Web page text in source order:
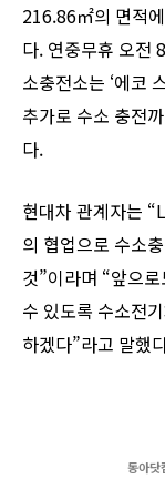
216.86㎡의 면적
다. 연중무휴 오전
소충전소는 ‘에코
추가로 수소 충전
다.
현대차 관계자는
의 협업으로 수소
것”이라며 “앞으
수 있도록 수소전
하겠다”라고 말했
동아